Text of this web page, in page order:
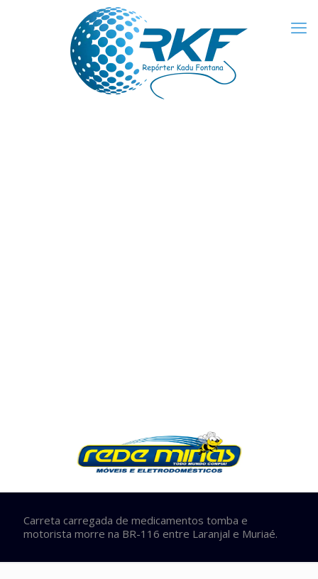
Carreta carregada de medicamentos tomba e
motorista morre na BR-116 entre Laranjal e Muriaé.